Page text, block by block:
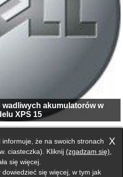
wadliwych akumulatorów w
XPS 15
2 następna ›
klasyczną strony
X
że na swoich stronach
ciasteczka). Kliknij (zgadzam się)
się więcej.
dowiedzieć się więcej, w tym jak